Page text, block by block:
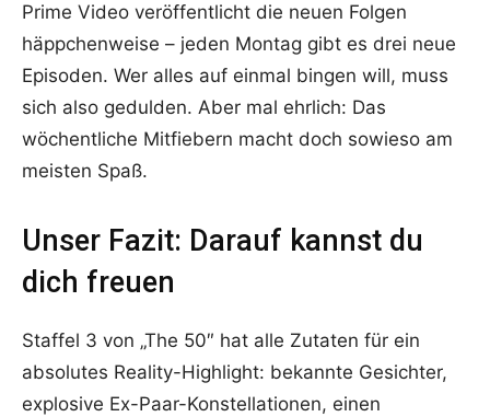
Prime Video veröffentlicht die neuen Folgen
häppchenweise – jeden Montag gibt es drei neue
Episoden. Wer alles auf einmal bingen will, muss
sich also gedulden. Aber mal ehrlich: Das
wöchentliche Mitfiebern macht doch sowieso am
meisten Spaß.
Unser Fazit: Darauf kannst du
dich freuen
Staffel 3 von „The 50″ hat alle Zutaten für ein
absolutes Reality-Highlight: bekannte Gesichter,
explosive Ex-Paar-Konstellationen, einen